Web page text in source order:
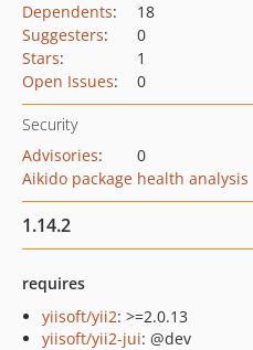
Dependents:
18
Suggesters:
0
Stars:
1
Open Issues: 0
Security
Advisories:
0
Aikido package health analysis
1.14.2
requires
yiisoft/yii2: >=2.0.13
yiisoft/yii2-jui: @dev